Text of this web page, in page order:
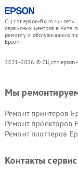
СЦ cht.epson-fixim.ru - сеть
сервисных центров в Чите
ремонту и обслуживанию
Epson
2021-2026 © СЦ
Мы
Ремонт принтеров
Ремонт проекторов
Ремонт плоттеров
Контакты